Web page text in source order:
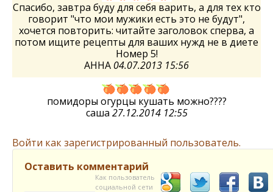
Спасибо, завтра буду для себя варить, а для тех кто
говорит "что мои мужики есть это не будут",
хочется повторить: читайте заголовок сперва, а
потом ищите рецепты для ваших нужд не в диете
Номер 5!
AHHA 04.07.2013 15:56
помидоры огурцы кушать можно????
саша 27.12.2014 12:55
Войти как зарегистрированный пользователь.
Оставить комментарий
Как пользователь
социальной сети